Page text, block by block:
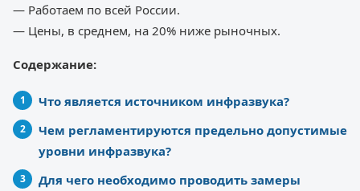
— Работаем по всей России.
— Цены, в среднем, на 20% ниже рыночных.
Содержание:
Что является источником инфразвука?
Чем регламентируются предельно допустимые
уровни инфразвука?
Для чего необходимо проводить замеры